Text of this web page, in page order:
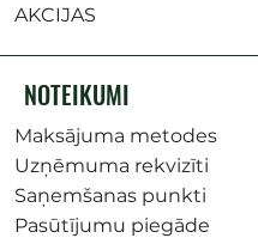
AKCIJAS
NOTEIKUMI
Maksājuma metodes
Uzņēmuma rekvizīti
Saņemšanas punkti
Pasūtījumu piegāde